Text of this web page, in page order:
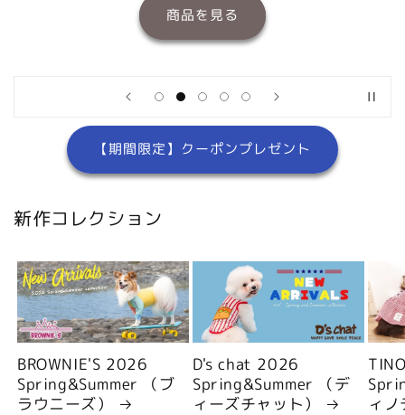
商品を見る
【期間限定】クーポンプレゼント
新作コレクション
BROWNIE'S 2026
Spring&Summer （ブ
ラウニーズ）
D's chat 2026
Spring&Summer （デ
ィーズチャット）
ィ